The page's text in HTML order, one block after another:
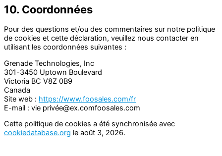
10. Coordonnées
Pour des questions et/ou des commentaires sur notre politique
de cookies et cette déclaration, veuillez nous contacter en
utilisant les coordonnées suivantes :
Grenade Technologies, Inc
301-3450 Uptown Boulevard
Victoria BC V8Z 0B9
Canada
Site web : https://www.foosales.com/fr
E-mail : vie privée@ex.comfoosales.com
Cette politique de cookies a été synchronisée avec
cookiedatabase.org le août 3, 2026.